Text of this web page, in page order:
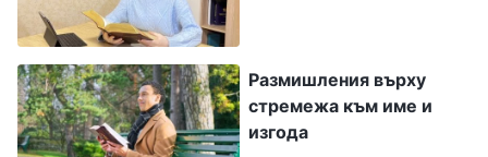
изпълнява определен дълг, това не означава,
че той има специален статус или позиция,
или че истините, които разбира, са по-
дълбоки и по-многобройни от тези на
Размишления върху
стремежа към име и
изгода